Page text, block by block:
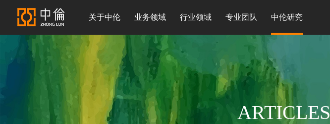
关于中伦 业务领域 行业领域 专业团队 中伦研究
ARTICLES